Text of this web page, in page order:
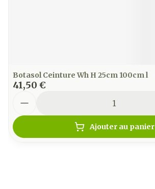
Botasol Ceinture Wh H 25cm 100cm l
41,50 €
Ajouter au panier